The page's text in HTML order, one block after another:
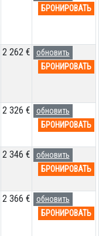
БРОНИРОВАТЬ
2 262 €
обновить
БРОНИРОВАТЬ
2 326 €
обновить
БРОНИРОВАТЬ
2 346 €
обновить
БРОНИРОВАТЬ
2 366 €
обновить
БРОНИРОВАТЬ